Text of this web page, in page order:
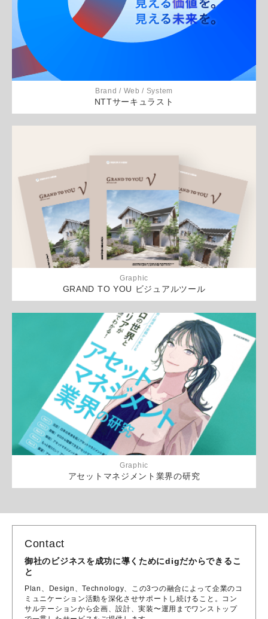
Brand / Web / System
NTTサーキュラスト
Graphic
GRAND TO YOU ビジュアルツール
Graphic
アセットマネジメント業界の研究
Contact
御社のビジネスを成功に導くためにdigだからできるこ
と
Plan、Design、Technology、この3つの融合によって企業のコ
ミュニケーション活動を深化させサポートし続けること。コン
サルテーションから企画、設計、実装〜運用までワンストップ